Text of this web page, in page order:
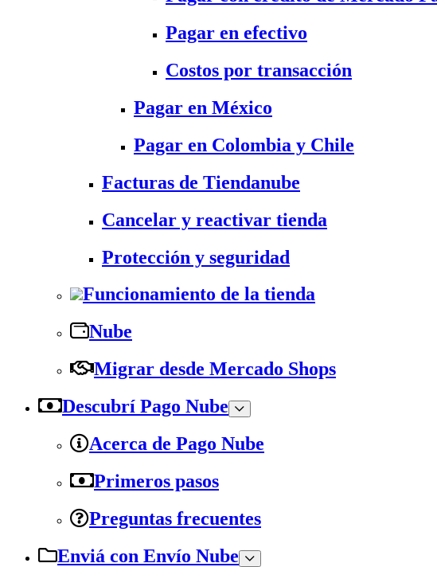
Pagar en efectivo
Costos por transacción
Pagar en México
Pagar en Colombia y Chile
Facturas de Tiendanube
Cancelar y reactivar tienda
Protección y seguridad
Funcionamiento de la tienda
Nube
Migrar desde Mercado Shops
Descubrí Pago Nube
Acerca de Pago Nube
Primeros pasos
Preguntas frecuentes
Enviá con Envío Nube